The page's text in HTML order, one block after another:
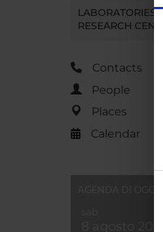
LABORATORIES
RESEARCH
Contacts
People
Places
Calendar